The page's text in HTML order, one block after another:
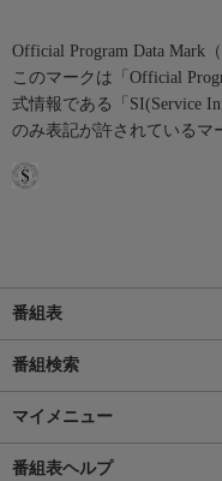
Official Program Data Mark
このマークは「Official
式情報である「SI(Service
のみ表記が許されているマ
番組表
番組検索
マイメニュー
番組表ヘルプ